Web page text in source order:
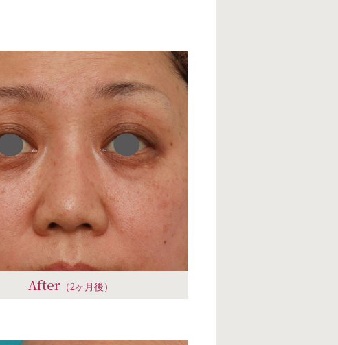
After（2ヶ月後）